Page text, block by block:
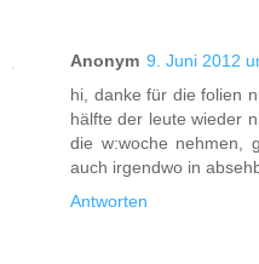
Anonym 9. Juni 2012
hi, danke für die folien
hälfte der leute wieder
die w:woche nehmen,
auch irgendwo in
Antworten